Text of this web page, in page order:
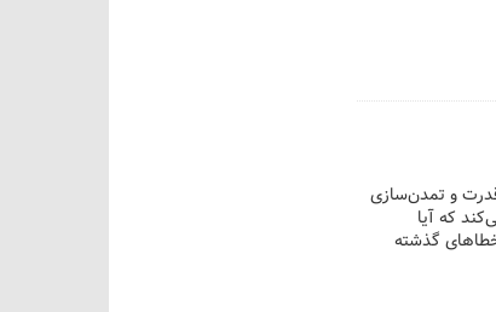
و تمدن‌سازی
که آیا
گذشته